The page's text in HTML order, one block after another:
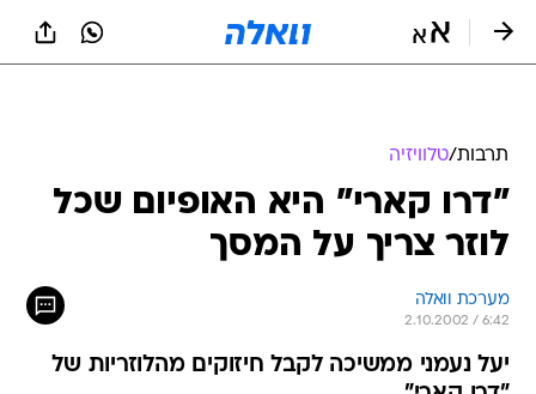
תרבות/טלוויזיה
"דרו קארי" היא האופיום שכל
לוזר צריך על המסך
מערכת וואלה
2.10.2002 / 6:42
יעל נעמני ממשיכה לקבל חיזוקים מהלוזריות של